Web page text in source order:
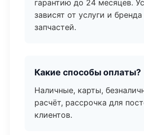
гарантию до 24 месяцев.
зависят от услуги и бренда
запчастей.
Какие способы оплаты?
Наличные, карты,
расчёт, рассрочка для
клиентов.